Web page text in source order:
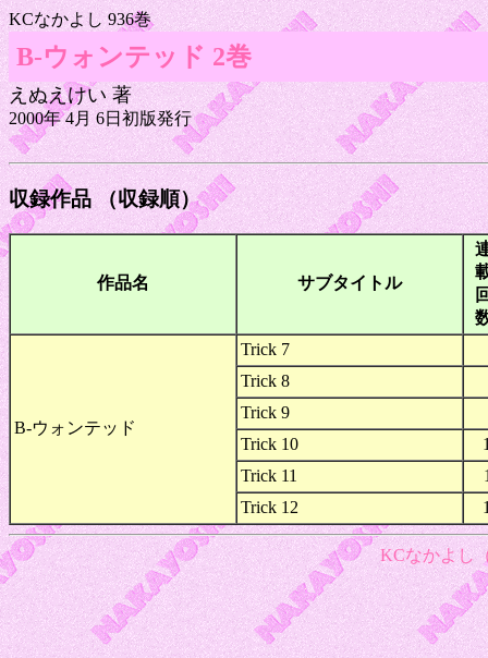
KCなかよし 936巻
B-ウォンテッド 2巻
えぬえけい 著
2000年 4月 6日初版発行
収録作品 （収録順）
作品名 サブタイトル
B-ウォンテッド
Trick 7
Trick 8
Trick 9
Trick 10
Trick 11
Trick 12
KCなかよし